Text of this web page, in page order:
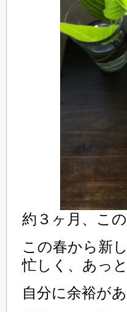
約３ヶ月、こ
この春から新
忙しく、あっ
自分に余裕が